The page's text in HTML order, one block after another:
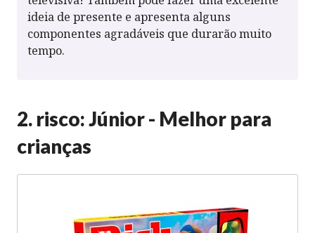
ideia de presente e apresenta alguns
componentes agradáveis que durarão muito
tempo.
2. risco: Júnior - Melhor para
crianças